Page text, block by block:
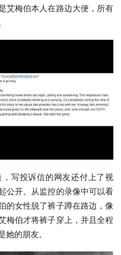
艾梅伯本人在路边大便，所有
写投诉信的网友还付上了视
公开。从监控的录像中可以看
的女性脱了裤子蹲在路边，像
梅伯才将裤子穿上，并且全程
的朋友。